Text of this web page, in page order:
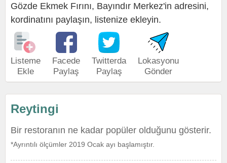
Gözde Ekmek Fırını, Bayındır Merkez'in adresini,
kordinatını paylaşın, listenize ekleyin.
Listeme
Ekle
Facede
Paylaş
Twitterda
Paylaş
Lokasyonu
Gönder
Reytingi
Bir restoranın ne kadar popüler olduğunu gösterir.
*Ayrıntılı ölçümler 2019 Ocak ayı başlamıştır.